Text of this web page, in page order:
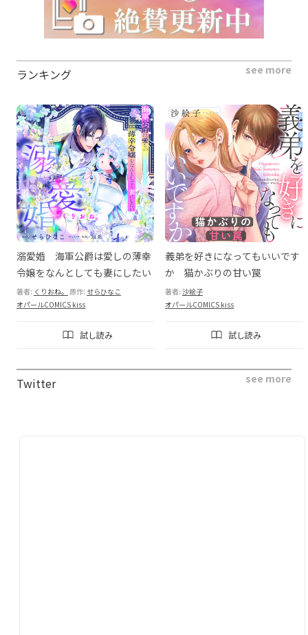
ランキング see more
溺愛婚 海軍公爵は愛しの薄幸
令嬢をなんとしても妻にしたい
著者: くりおね。 原作: せらひなこ
オパールCOMICS kiss
試し読み
義弟を好きになってもいいです
か 猫かぶりの甘い罠
著者:沙絵子
オパールCOMICS kiss
試し読み
Twitter see more